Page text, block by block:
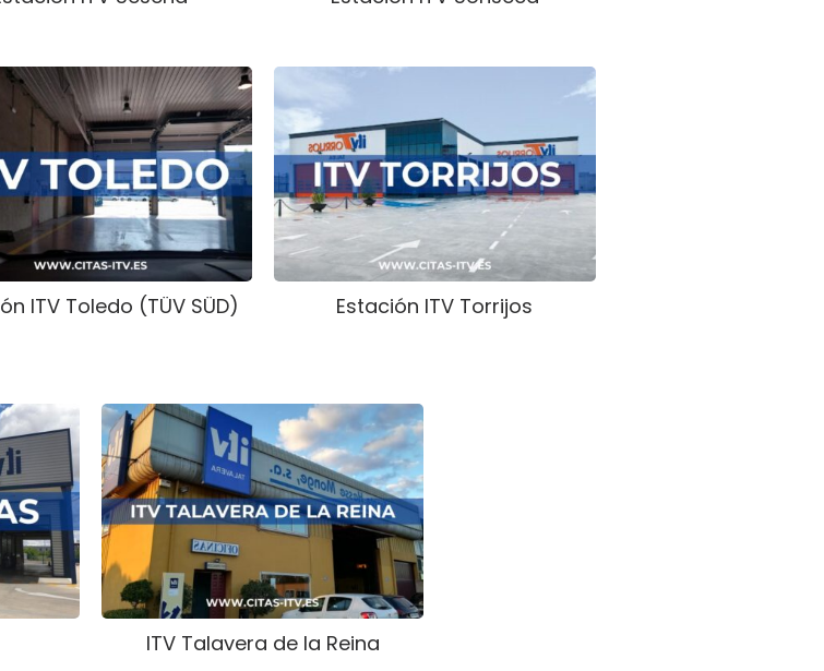
ITV Toledo (TÜV SÜD) Estación ITV Torrijos
ITV Talavera de la Reina